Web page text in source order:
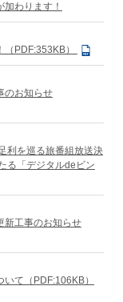
わります！
PDF:353KB）
のお知らせ
利を巡る旅番組放送決
る「デジタルdeビン
新工事のお知らせ
て（PDF:106KB）